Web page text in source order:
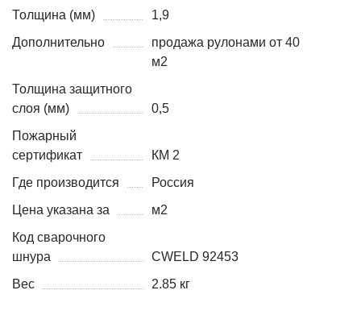
Толщина (мм)
1,9
Дополнительно
продажа рулонами от 40
м2
Толщина защитного
слоя (мм)
0,5
Пожарный
сертификат
КМ 2
Где производится
Россия
Цена указана за
м2
Код сварочного
шнура
CWELD 92453
Вес
2.85 кг